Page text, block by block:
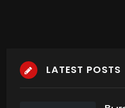
LATEST POSTS